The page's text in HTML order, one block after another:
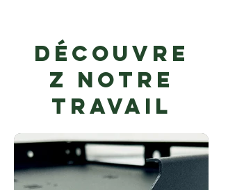
Découvre
z notre
travail